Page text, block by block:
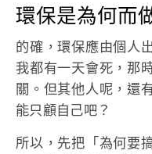
環保是為何而
的確，環保應由個人
我都有一天會死，那
關。但其他人呢，還
能只顧自己吧？
所以，先把「為何要